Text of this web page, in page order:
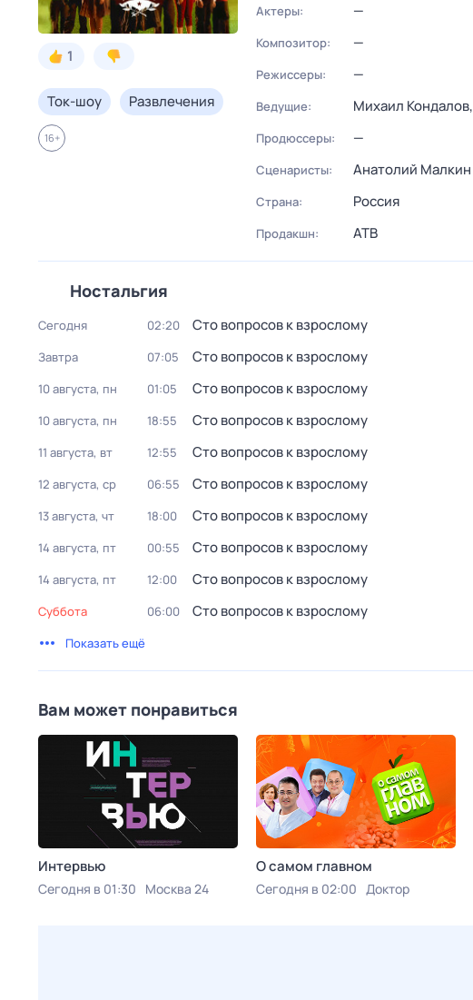
1
Ток-шоу Развлечения
16+
Актеры: —
Композитор: —
Режиссеры: —
Ведущие: Михаил Кондалов,
Продюссеры: —
Сценаристы: Анатолий Малкин
Страна: Россия
Продакшн: АТВ
Ностальгия
Сегодня 02:20 Сто вопросов к взрослому
Завтра 07:05 Сто вопросов к взрослому
10 августа, пн 01:05 Сто вопросов к взрослому
10 августа, пн 18:55 Сто вопросов к взрослому
11 августа, вт 12:55 Сто вопросов к взрослому
12 августа, ср 06:55 Сто вопросов к взрослому
13 августа, чт 18:00 Сто вопросов к взрослому
14 августа, пт 00:55 Сто вопросов к взрослому
14 августа, пт 12:00 Сто вопросов к взрослому
суббота 06:00 Сто вопросов к взрослому
Показать ещё
Вам может понравиться
Интервью
Сегодня в 01:30 Москва 24
О самом главном
Сегодня в 02:00 Доктор